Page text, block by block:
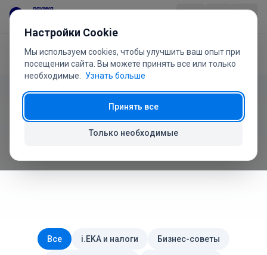
Перейти к содержанию
Продукт
Отрасли
Цены
Вопросы
Главная Блог
Блог Paysera POS
Все i.EKA и налоги Бизнес-советы
Настройки Cookie
Мы используем cookies, чтобы улучшить ваш опыт при
посещении сайта. Вы можете принять все или только
необходимые.
Узнать больше
Только необходимые
Принять все